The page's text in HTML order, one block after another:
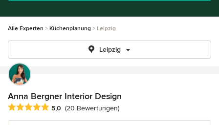
Alle Experten Küchenplanung Leipzig
Leipzig
Anna Bergner Interior Design
Durchschnittliche Bewertung: 5 von 5 Sternen
5,0 (20 Bewertungen)